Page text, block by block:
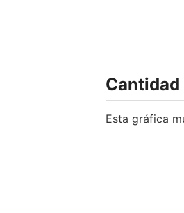
Cantidad
Esta gráfica